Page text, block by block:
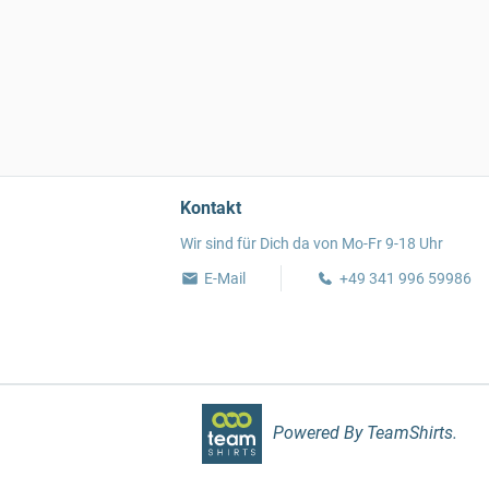
Kontakt
Wir sind für Dich da von Mo-Fr 9-18 Uhr
E-Mail
+49 341 996 59986
Powered By TeamShirts.